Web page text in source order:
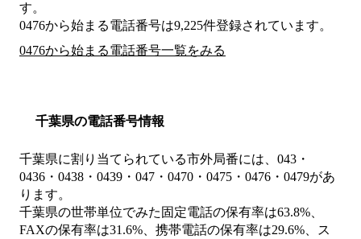
す。
0476から始まる電話番号は9,225件登録されています。
0476から始まる電話番号一覧をみる
千葉県の電話番号情報
千葉県に割り当てられている市外局番には、043・
0436・0438・0439・047・0470・0475・0476・0479があ
ります。
千葉県の世帯単位でみた固定電話の保有率は63.8%、
FAXの保有率は31.6%、携帯電話の保有率は29.6%、ス